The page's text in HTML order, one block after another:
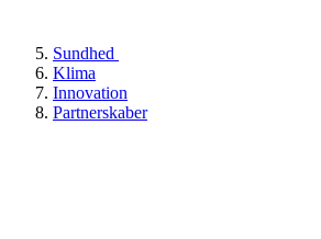
Sundhed
Klima
Innovation
Partnerskaber